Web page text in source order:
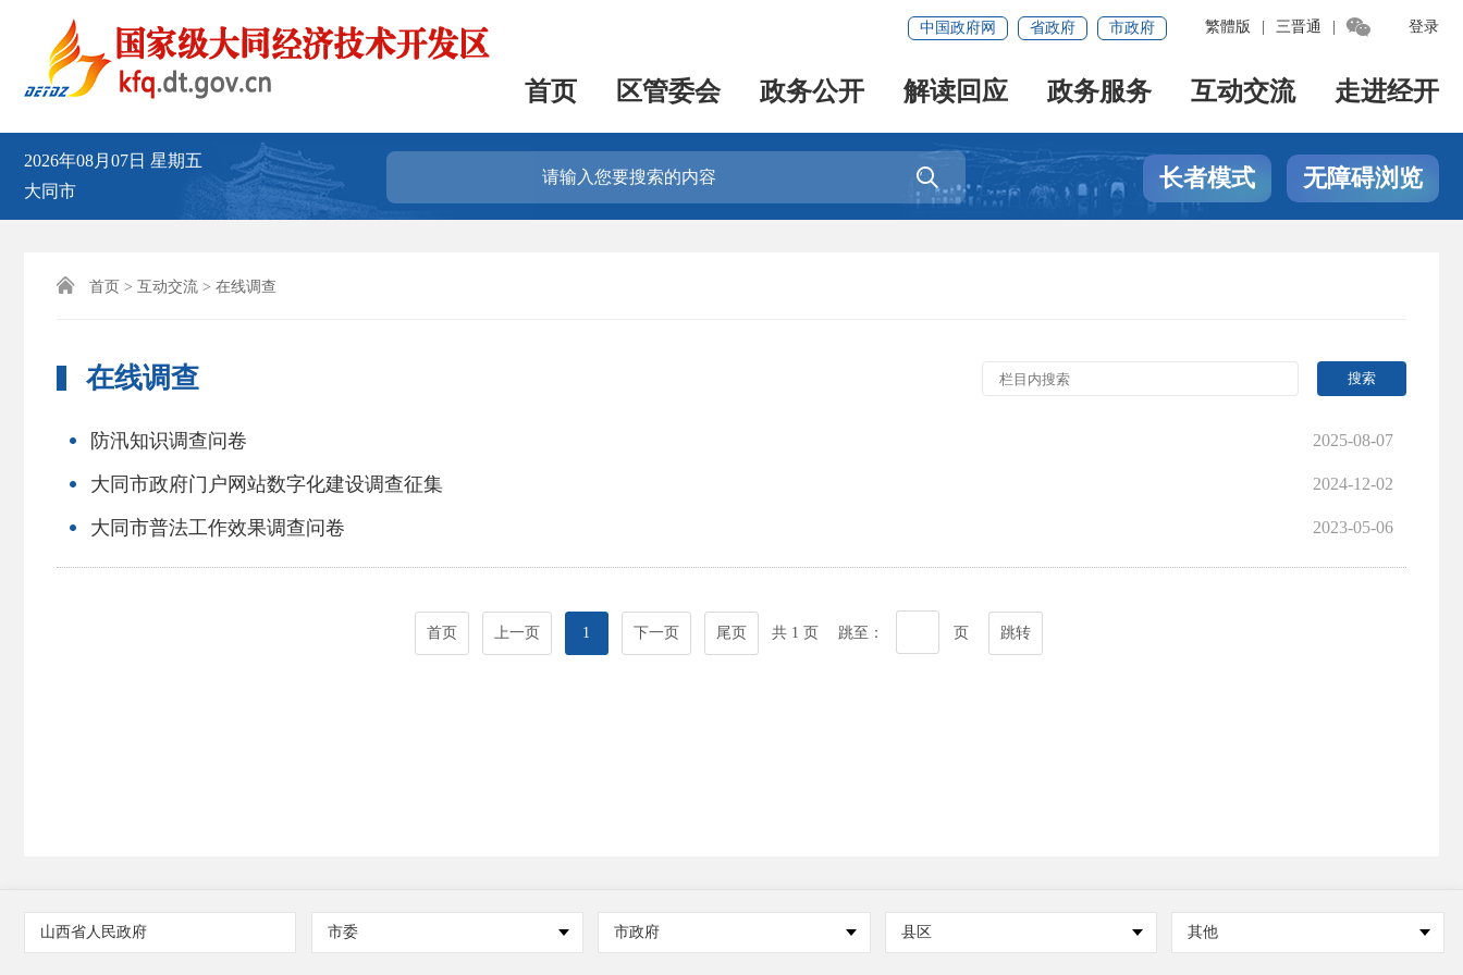
登录
繁體版 三晋通 
中国政府网 省政府 市政府
首页 区管委会 政务公开 解读回应 政务服务 互动交流 走进经开
2026年08月07日 星期五
大同市
 长者模式 无障碍浏览
 首页 > 互动交流 > 在线调查
在线调查
2025-08-07
防汛知识调查问卷
2024-12-02
大同市政府门户网站数字化建设调查征集
2023-05-06
大同市普法工作效果调查问卷
首页 上一页 1 下一页 尾页 共 1 页 跳至： 页 跳转
山西省人民政府 市委 市政府 县区 其他